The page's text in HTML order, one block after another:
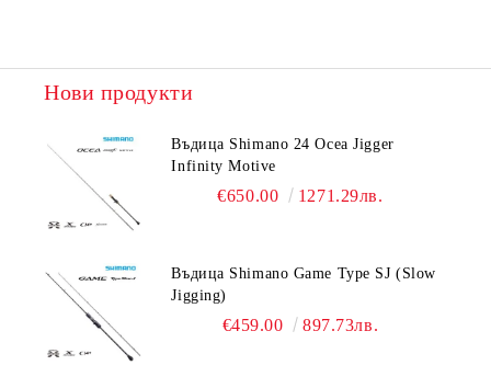
Нови продукти
Въдица Shimano 24 Ocea Jigger
Infinity Motive
€650.00 1271.29лв.
Въдица Shimano Game Type SJ (Slow
Jigging)
€459.00 897.73лв.